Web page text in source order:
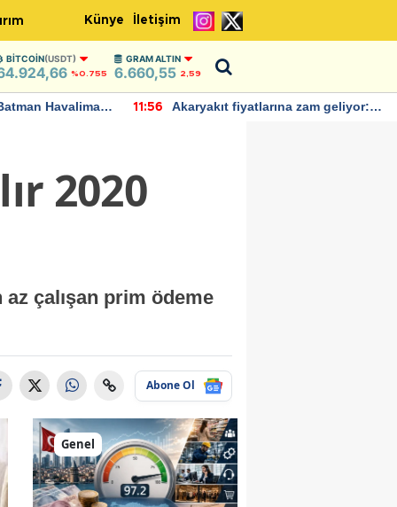
Künye İletişim
BITCOIN(USDT)
%0.755
GRAM ALTIN
6.660,55 2,59
Havalimanı
11:56
Akaryakıt fiyatlarına zam geliyor:
2020
az çalışan prim ödeme
Abone Ol
Genel